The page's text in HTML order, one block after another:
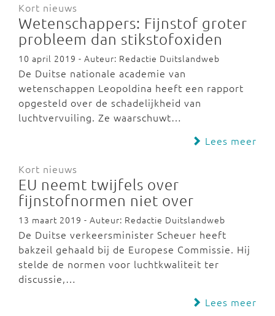
Kort nieuws
Wetenschappers: Fijnstof groter
probleem dan stikstofoxiden
10 april 2019 - Auteur: Redactie Duitslandweb
De Duitse nationale academie van
wetenschappen Leopoldina heeft een rapport
opgesteld over de schadelijkheid van
luchtvervuiling. Ze waarschuwt…
Lees meer
Kort nieuws
EU neemt twijfels over
fijnstofnormen niet over
13 maart 2019 - Auteur: Redactie Duitslandweb
De Duitse verkeersminister Scheuer heeft
bakzeil gehaald bij de Europese Commissie. Hij
stelde de normen voor luchtkwaliteit ter
discussie,…
Lees meer